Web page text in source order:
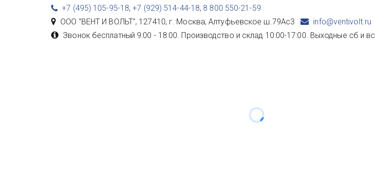
+7 (495) 105-95-18,+7 (929) 514-44-18, 8 800 550-21-59
ООО "ВЕНТ И ВОЛЬТ", 127410, г. Москва,Алтуфьевское ш.79Ас3
info@ventivolt.ru
Звонок бесплатный 9:00 - 18:00. Производство и склад 10:00-17:00. Выходные сб и вс